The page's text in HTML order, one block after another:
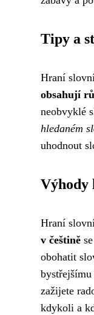
Tipy a
Hraní
obsahují
neobvyklé
hledaném
uhodnout
Výhody
Hraní
v češtině
obohatit
zažijete
kdykoli a